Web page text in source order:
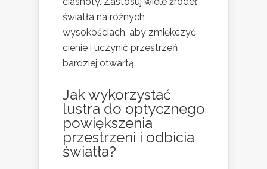
światła na różnych
wysokościach, aby zmiękczyć
cienie i uczynić przestrzeń
bardziej otwartą.
Jak wykorzystać
lustra do optycznego
powiększenia
przestrzeni i odbicia
światła?